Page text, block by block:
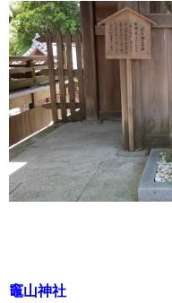
竈山神社